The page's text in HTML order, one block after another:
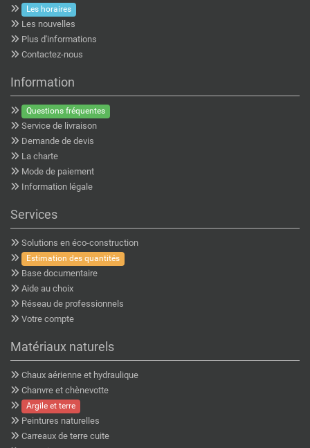
Les horaires
Les nouvelles
Plus d'informations
Contactez-nous
Information
Questions fréquentes
Service de livraison
Demande de devis
La charte
Mode de paiement
Information légale
Services
Solutions en éco-construction
Estimation des quantités
Base documentaire
Aide au choix
Réseau de professionnels
Votre compte
Matériaux naturels
Chaux aérienne et hydraulique
Chanvre et chènevotte
Argile et terre
Peintures naturelles
Carreaux de terre cuite